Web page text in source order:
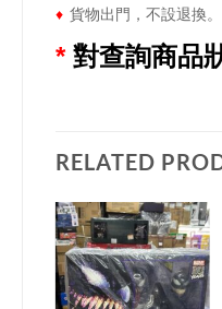
♦ 貨物出門，不設退換。
* 對查詢商品
RELATED